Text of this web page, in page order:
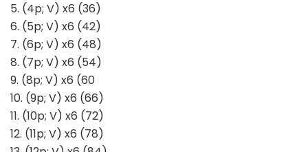
5. (4p; V) x6 (36)
6. (5p; V) x6 (42)
7. (6p; V) x6 (48)
8. (7p; V) x6 (54)
9. (8p; V) x6 (60
10. (9p; V) x6 (66)
11. (10p; V) x6 (72)
12. (11p; V) x6 (78)